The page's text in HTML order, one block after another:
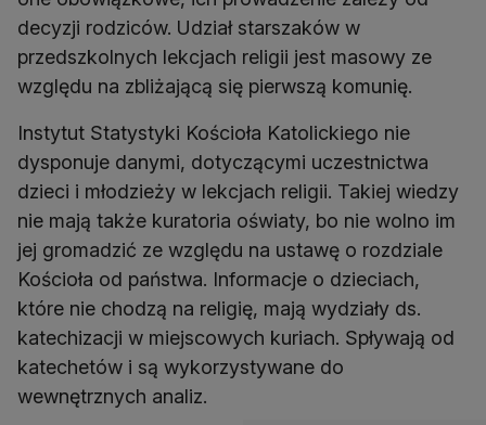
decyzji rodziców. Udział starszaków w
przedszkolnych lekcjach religii jest masowy ze
względu na zbliżającą się pierwszą komunię.
Instytut Statystyki Kościoła Katolickiego nie
dysponuje danymi, dotyczącymi uczestnictwa
dzieci i młodzieży w lekcjach religii. Takiej wiedzy
nie mają także kuratoria oświaty, bo nie wolno im
jej gromadzić ze względu na ustawę o rozdziale
Kościoła od państwa. Informacje o dzieciach,
które nie chodzą na religię, mają wydziały ds.
katechizacji w miejscowych kuriach. Spływają od
katechetów i są wykorzystywane do
wewnętrznych analiz.